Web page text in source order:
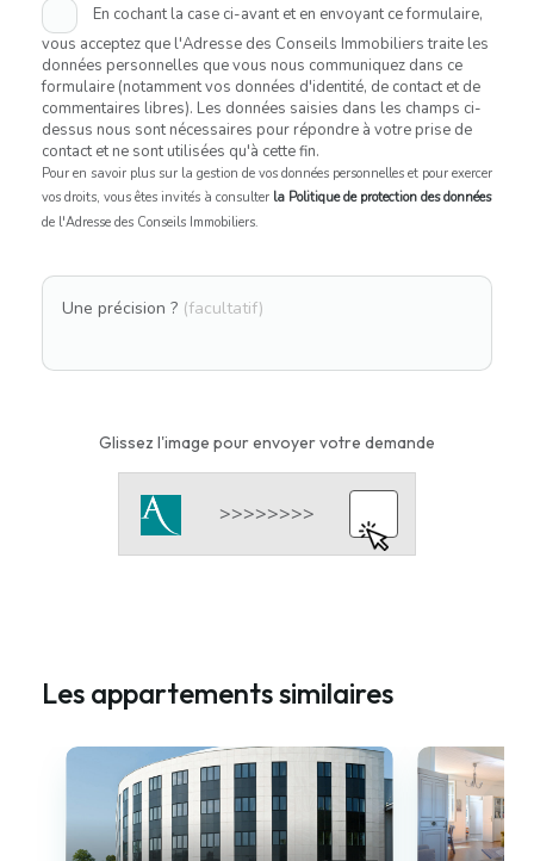
En cochant la case ci-avant et en envoyant ce formulaire,
vous acceptez que l'Adresse des Conseils Immobiliers traite les
données personnelles que vous nous communiquez dans ce
formulaire (notamment vos données d'identité, de contact et de
commentaires libres). Les données saisies dans les champs ci-
dessus nous sont nécessaires pour répondre à votre prise de
contact et ne sont utilisées qu'à cette fin.
Pour en savoir plus sur la gestion de vos données personnelles et pour exercer
vos droits, vous êtes invités à consulter la Politique de protection des données
de l'Adresse des Conseils Immobiliers.
Une précision ? (facultatif)
Glissez l'image pour envoyer votre demande
Les appartements similaires